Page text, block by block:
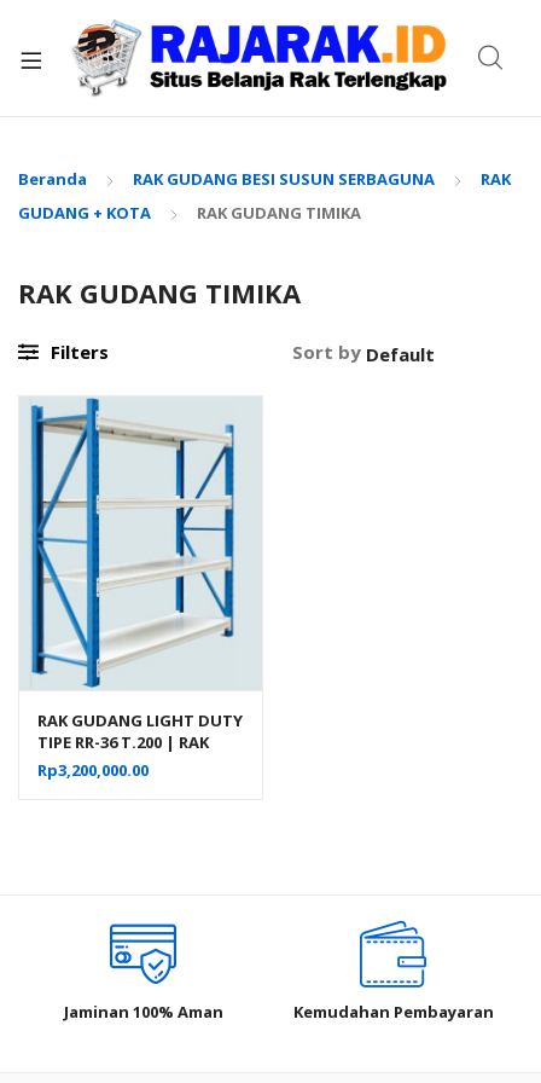
Beranda RAK GUDANG BESI SUSUN SERBAGUNA
RAK
GUDANG + KOTA
RAK GUDANG TIMIKA
RAK GUDANG TIMIKA
Filters Sort by
RAK GUDANG LIGHT DUTY
TIPE RR-36 T.200 | RAK
BESI SUSUN
Rp3,200,000.00
Jaminan 100% Aman Kemudahan Pembayaran